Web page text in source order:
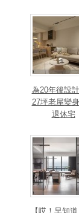
法、英指標設
獎！
為20年後設
27坪老屋變
退休宅
【哎！早知